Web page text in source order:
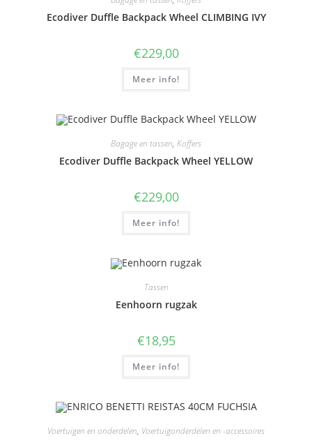
Ecodiver Duffle Backpack Wheel CLIMBING IVY
€229,00
Meer info!
Bagage en tassen, Koffers
Ecodiver Duffle Backpack Wheel YELLOW
€229,00
Meer info!
Tassen
Eenhoorn rugzak
€18,95
Meer info!
Voertuigen en onderdelen, Voertuigonderdelen en -accessoires